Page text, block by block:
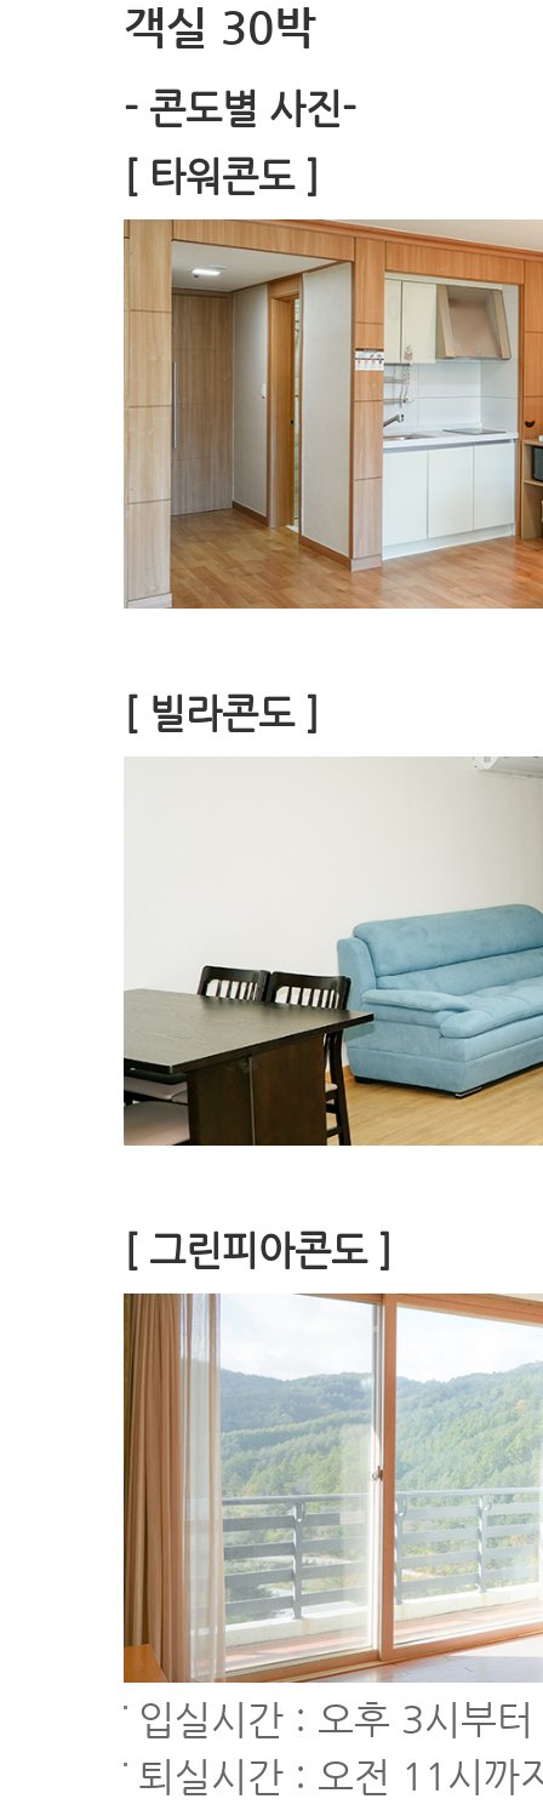
객실 30박
- 콘도별 사진-
[ 타워콘도 ]
[ 빌라콘도 ]
[ 그린피아콘도 ]
입실시간 : 오후 3시부터
퇴실시간 : 오전 11시까